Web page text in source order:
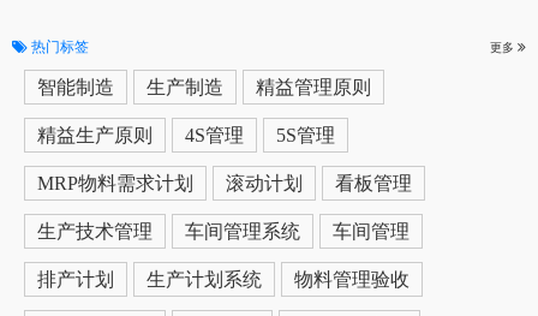
热门标签 更多
智能制造 生产制造 精益管理原则
精益生产原则 4S管理 5S管理
MRP物料需求计划 滚动计划 看板管理
生产技术管理 车间管理系统 车间管理
排产计划 生产计划系统 物料管理验收